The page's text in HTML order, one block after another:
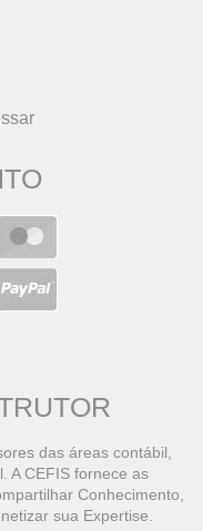
das áreas contábil,
A CEFIS fornece as
Conhecimento,
sua Expertise.